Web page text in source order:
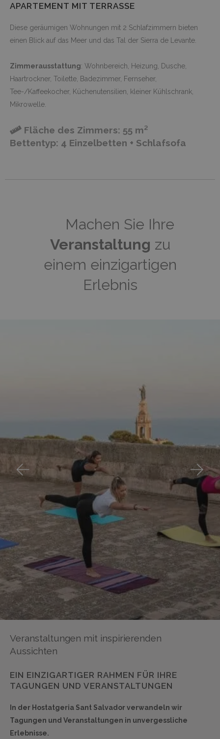
APARTEMENT MIT TERRASSE
Diese geräumigen Wohnungen mit 2 Schlafzimmern bieten
einen Blick auf das Meer und das Tal der Sierra de Levante.
Zimmerausstattung: Wohnbereich, Heizung, Dusche,
Haartrockner, Toilette, Badezimmer, Fernseher,
Tee-/Kaffeekocher, Küchenutensilien, kleiner Kühlschrank,
Mikrowelle.
Fläche des Zimmers: 55 m²
Bettentyp: 4 Einzelbetten + Schlafsofa
Machen Sie Ihre
Veranstaltung zu
einem einzigartigen
Erlebnis
Veranstaltungen mit inspirierenden
Aussichten
EIN EINZIGARTIGER RAHMEN FÜR IHRE
TAGUNGEN UND VERANSTALTUNGEN
In der Hostatgeria Sant Salvador verwandeln wir
Tagungen und Veranstaltungen in unvergessliche
Erlebnisse.